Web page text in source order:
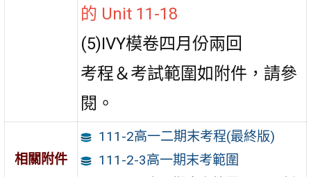
的 Unit 11-18
(5)IVY模卷四月份兩回
考程＆考試範圍如附件，請參
閱。
相關附件
111-2高一二期末考程(最終版)
111-2-3高一期末考範圍